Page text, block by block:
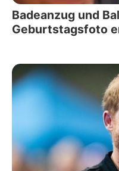
Badeanzug und
Geburtstagsfoto